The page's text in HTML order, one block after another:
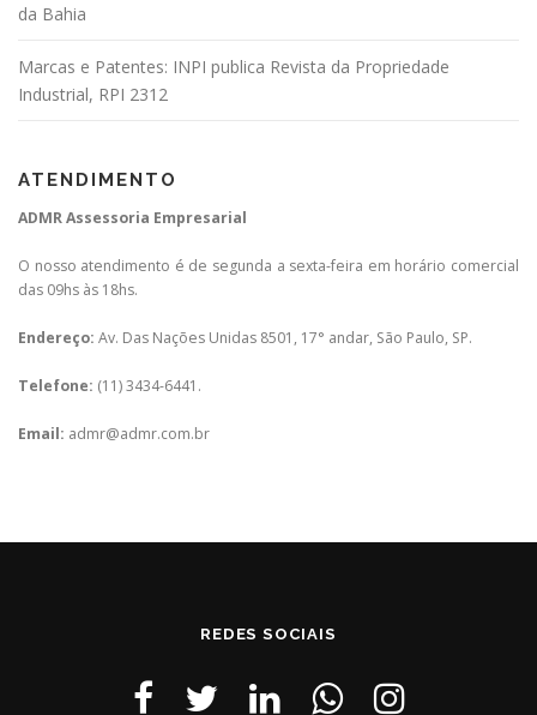
da Bahia
Marcas e Patentes: INPI publica Revista da Propriedade
Industrial, RPI 2312
ATENDIMENTO
ADMR Assessoria Empresarial
O nosso atendimento é de segunda a sexta-feira em horário comercial
das 09hs às 18hs.
Endereço: Av. Das Nações Unidas 8501, 17° andar, São Paulo, SP.
Telefone: (11) 3434-6441.
Email: admr@admr.com.br
REDES SOCIAIS